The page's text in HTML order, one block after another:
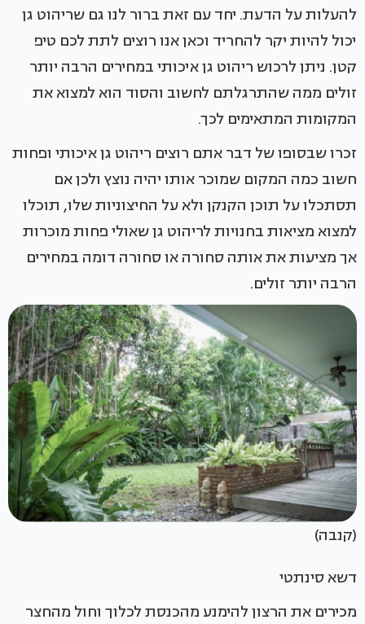
להעלות על הדעת. יחד עם זאת ברור לנו גם שריהוט גן
יכול להיות יקר להחריד וכאן אנו רוצים לתת לכם טיפ
קטן. ניתן לרכוש ריהוט גן איכותי במחירים הרבה יותר
זולים ממה שהתרגלתם לחשוב והסוד הוא למצוא את
המקומות המתאימים לכך.
זכרו שבסופו של דבר אתם רוצים ריהוט גן איכותי ופחות
חשוב כמה המקום שמוכר אותו יהיה נוצץ ולכן אם
תסתכלו על תוכן הקנקן ולא על החיצוניות שלו, תוכלו
למצוא מציאות בחנויות לריהוט גן שאולי פחות מוכרות
אך מציעות את אותה סחורה או סחורה דומה במחירים
הרבה יותר זולים.
(קנבה)
דשא סינתטי
מכירים את הרצון להימנע מהכנסת לכלוך וחול מהחצר